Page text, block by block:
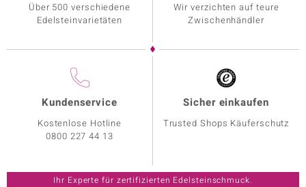
Über 500 verschiedene
Edelsteinvarietäten
Wir verzichten auf teure
Zwischenhändler
Kundenservice
Kostenlose Hotline
0800 227 44 13
Sicher einkaufen
Trusted Shops Käuferschutz
Ihr Experte für zertifizierten Edelsteinschmuck.